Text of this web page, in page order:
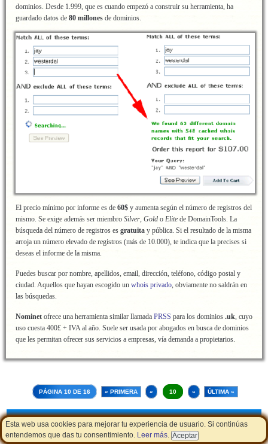
Esta web usa cookies para mejorar tu experiencia de usuario. Si continúas
entendemos que das tu consentimiento. Leer más.
dominios. Desde 1.999, que es cuando empezó a construir su herramienta, ha
guardado datos de 80 millones de dominios.
El precio mínimo por informe es de 60$ y aumenta según el número de registros del
mismo. Se exige además ser miembro Silver Gold o Elite de DomainTools. La
búsqueda del número de registros es gratuita y pública. Si el resultado de la misma
arroja un número elevado de registros (más de 10.000), te indica que la precises si
deseas el informe de la misma.
Puedes buscar por nombre, apellidos, email, dirección, teléfono, código postal y
ciudad. Aquellos que hayan escogido un whois privado , obviamente no saldrán en
las búsquedas.
Nominet ofrece una herramienta similar llamada PRSS para los dominios .uk , cuyo
uso cuesta 400£ + IVA al año. Suele ser usada por abogados en busca de dominios
que les permitan ofrecer sus servicios a empresas, vía demanda a propietarios.
PÁGINA 10 DE 16 « PRIMERA « 10 » ÚLTIMA »
Cupones de descuento Aviso Legal - Política de Cookies |LSSI